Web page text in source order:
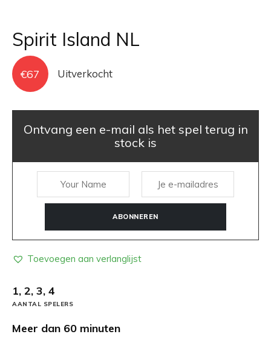
Spirit Island NL
€67 Uitverkocht
Ontvang een e-mail als het spel terug in
stock is
ABONNEREN
Toevoegen aan verlanglijst
1, 2, 3, 4
AANTAL SPELERS
Meer dan 60 minuten